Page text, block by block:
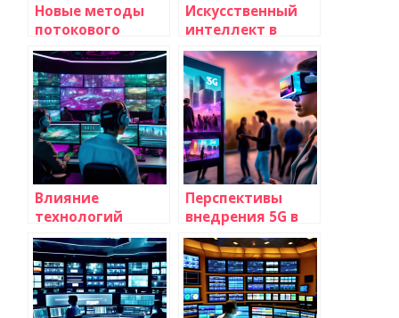
Новые методы
потокового
вещания и их
преимущества:
революция в
мире
телевидения
Искусственный
интеллект в
создании
телевизионного
контента:
революция в
мире
телевидения
Влияние
технологий
искусственного
интеллекта на
создание
анимации в
телеэфире: новые
Перспективы
внедрения 5G в
телевещание:
революция в
мире медиа и
новые горизонты
для зрителей